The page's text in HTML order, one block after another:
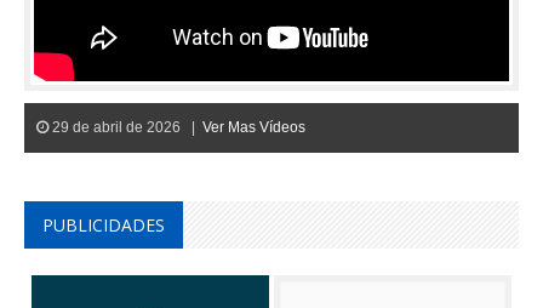
29 de abril de 2026 | Ver Mas Vídeos
PUBLICIDADES